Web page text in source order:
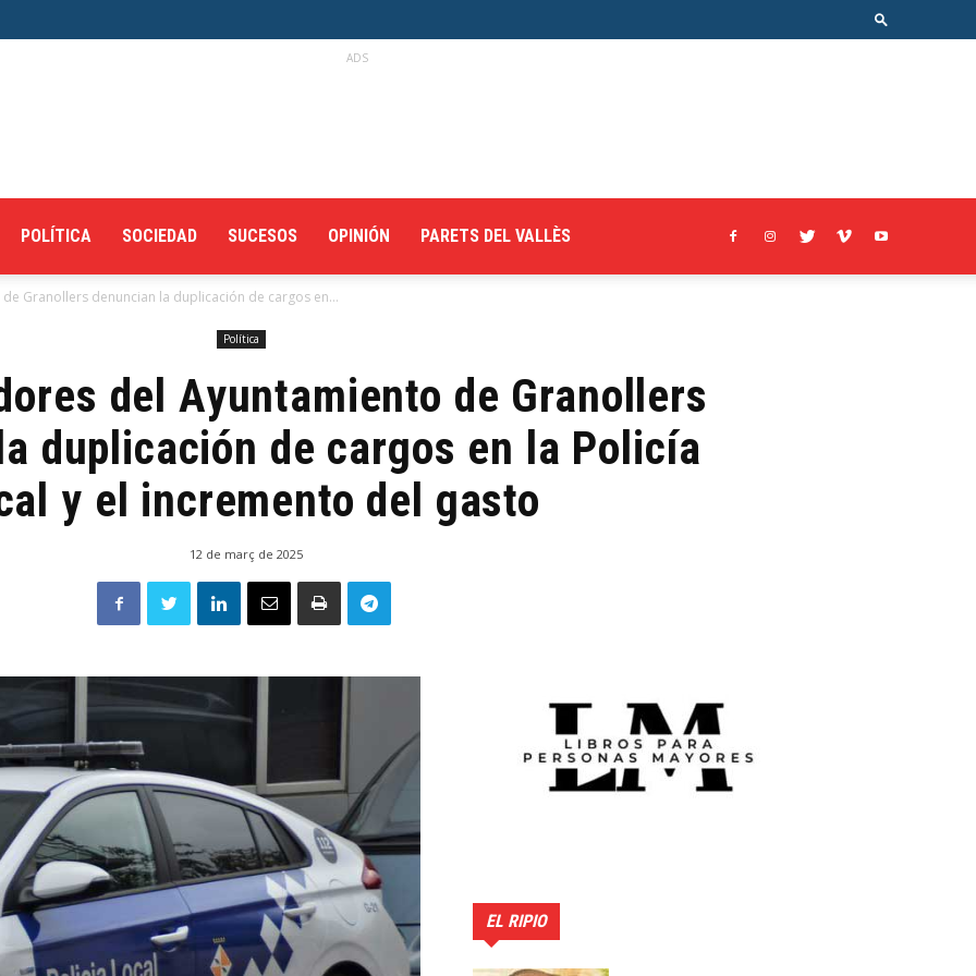
ADS
POLÍTICA SOCIEDAD SUCESOS OPINIÓN PARETS DEL VALLÈS
Granollers denuncian la duplicación de cargos en...
Política
del Ayuntamiento de Granollers
duplicación de cargos en la Policía
y el incremento del gasto
12 de març de 2025
EL RIPIO